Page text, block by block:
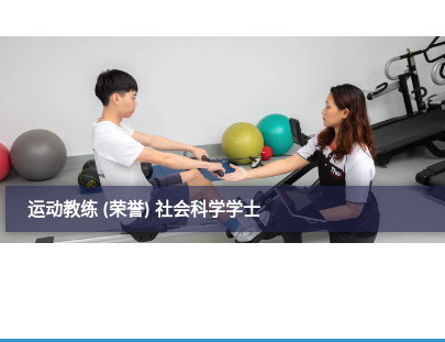
运动教练 (荣誉) 社会科学学士